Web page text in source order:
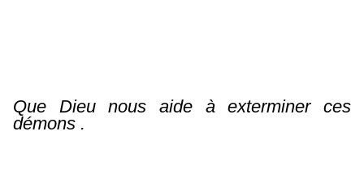
Que Dieu nous aide à exterminer ces
démons .